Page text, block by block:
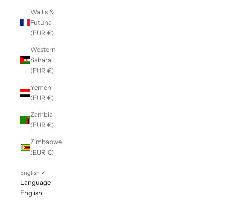
Wallis &
Futuna
(EUR €)
Western
Sahara
(EUR €)
Yemen
(EUR €)
Zambia
(EUR €)
Zimbabwe
(EUR €)
English
Language
English